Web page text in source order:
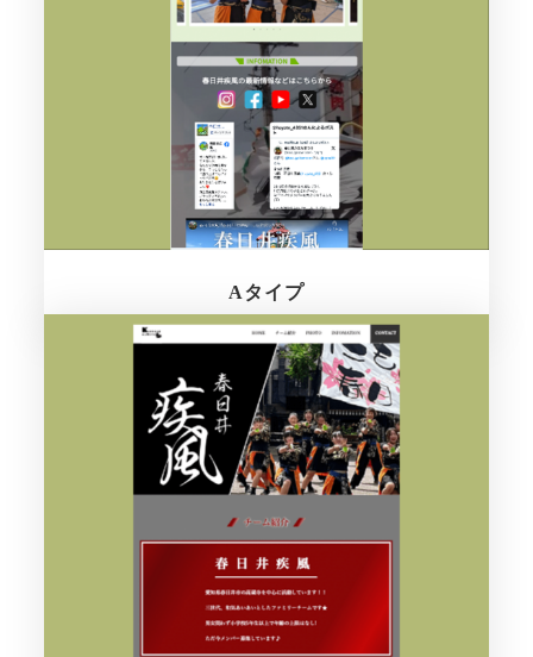
Aタイプ
さらに詳しく